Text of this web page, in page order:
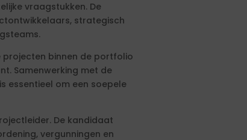
vraagstukken. De
strategisch
binnen de portfolio
Samenwerking met de
essentieel om een soepele
De kandidaat
vergunningen en